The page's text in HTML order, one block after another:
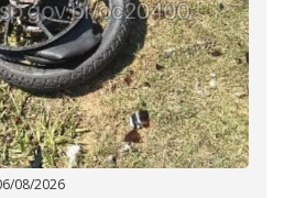
08/2026